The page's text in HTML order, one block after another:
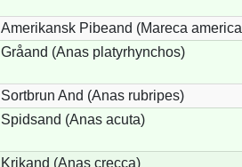
Amerikansk Pibeand (Mareca
Gråand (Anas platyrhynchos)
Sortbrun And (Anas rubripes)
Spidsand (Anas acuta)
Krikand (Anas crecca)